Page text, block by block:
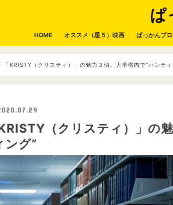
ぱ
HOME オススメ（星５）映画 ぱっかんブ
「KRISTY（クリスティ）」の魅力３個。大学構内で“ハンティ
KRISTY（クリスティ）」の
ング”